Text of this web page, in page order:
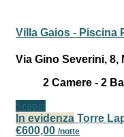
Villa Gaios - Piscina
Via Gino Severini, 8,
2 Camere - 2
In evidenza Torre
€600,00 /notte